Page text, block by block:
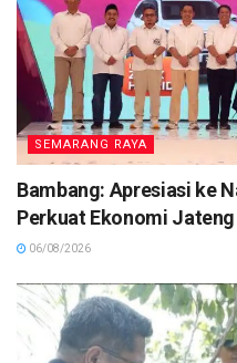
SEMARANG RAYA
Bambang: Apresiasi ke
Perkuat Ekonomi Jateng
06/08/2026